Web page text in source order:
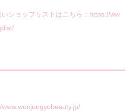
いショップリストはこちら：https://ww
www.wonjungyobeauty.jp/